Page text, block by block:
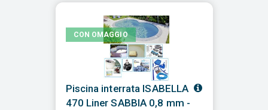
CON OMAGGIO
Piscina interrata ISABELLA
470 Liner SABBIA 0,8 mm -